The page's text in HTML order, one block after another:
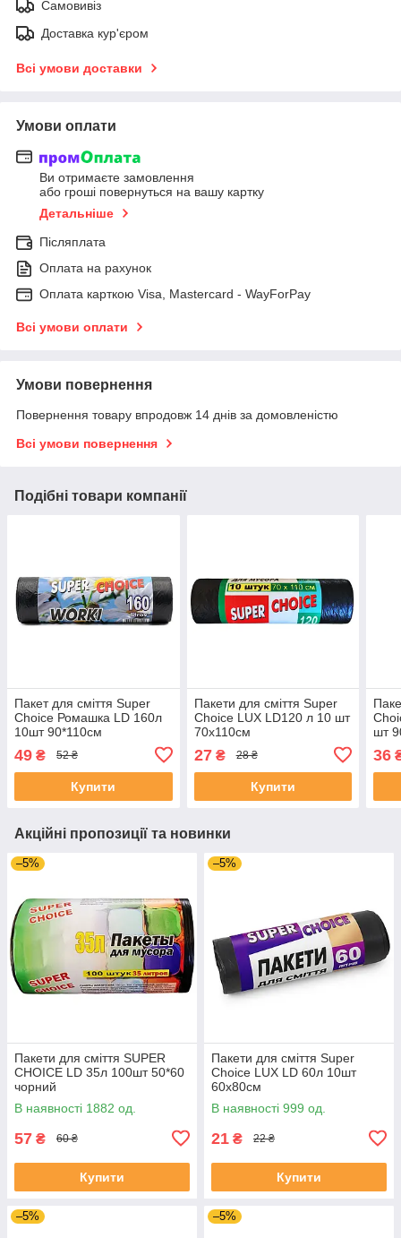
Самовивіз
Доставка кур'єром
Всі умови доставки
Умови оплати
Ви отримаєте замовлення
або гроші повернуться на вашу картку
Детальніше
Післяплата
Оплата на рахунок
Оплата карткою Visa, Mastercard - WayForPay
Всі умови оплати
Умови повернення
Повернення товару впродовж 14 днів за домовленістю
Всі умови повернення
Подібні товари компанії
Пакет для сміття Super
Choice Ромашка LD 160л
10шт 90*110см
49 ₴ 52 ₴
Купити
Пакети для сміття Super
Choice LUX LD120 л 10 шт
70х110см
27₴ 28 ₴
Купити
шт
36
Акційні пропозиції та новинки
–5%
Пакети для сміття SUPER
CHOICE LD 35л 100шт 50*60
чорний
В наявності 1882 од.
57 ₴ 60 ₴
Купити
–5%
Пакети для сміття Super
Choice LUX LD 60л 10шт
60х80см
В наявності 999 од.
21 ₴ 22 ₴
Купити
–5% –5%